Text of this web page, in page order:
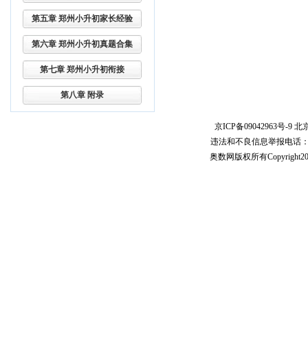
第五章 郑州小升初家长经验
第六章 郑州小升初真题合集
第七章 郑州小升初衔接
第八章 附录
京ICP备09042963号-9 北
违法和不良信息举报电话
奥数网版权所有